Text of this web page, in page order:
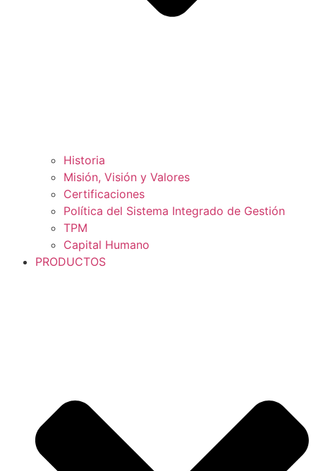
Historia
Misión, Visión y Valores
Certificaciones
Política del Sistema Integrado de Gestión
TPM
Capital Humano
PRODUCTOS